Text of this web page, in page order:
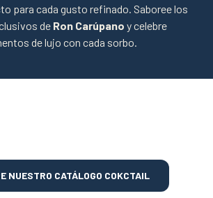
para cada gusto refinado. Saboree los
de Ron Carúpano y celebre
de lujo con cada sorbo.
NUESTRO CATÁLOGO COKCTAIL